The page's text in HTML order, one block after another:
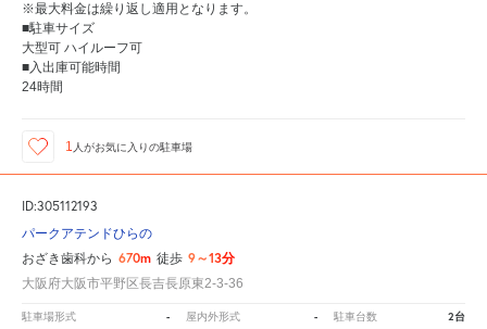
※最大料金は繰り返し適用となります。
■駐車サイズ
大型可 ハイルーフ可
■入出庫可能時間
24時間
1 人がお気に入りの駐車場
ID:305112193
パークアテンドひらの
おざき歯科から 670m 徒歩 9～13分
大阪府大阪市平野区長吉長原東2-3-36
駐車場形式 - 屋内外形式 - 駐車台数 2台